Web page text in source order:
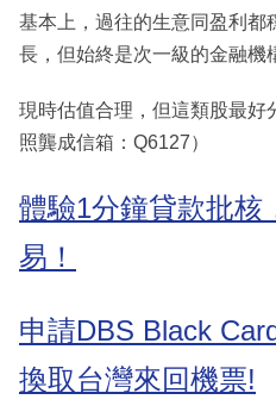
基本上，過往的生意同盈利都
長，但始終是次一級的金融機
現時估值合理，但這類股最好
照龔成信箱：Q6127）
體驗1分鐘貸款批核
易！
申請DBS Black
換取台灣來回機票!